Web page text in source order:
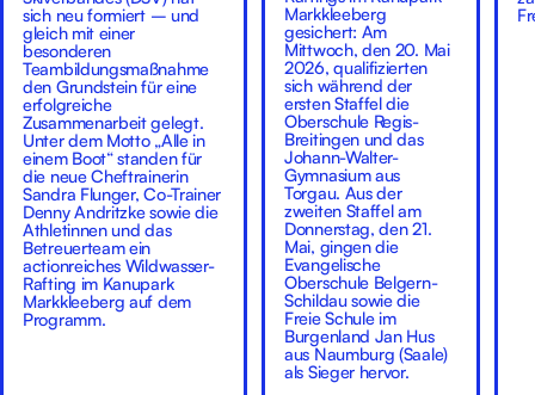
sich neu formiert – und
gleich mit einer
besonderen
Teambildungsmaßnahme
den Grundstein für eine
erfolgreiche
Zusammenarbeit gelegt.
Unter dem Motto „Alle in
einem Boot“ standen für
die neue Cheftrainerin
Sandra Flunger, Co-Trainer
Denny Andritzke sowie die
Athletinnen und das
Betreuerteam ein
actionreiches Wildwasser-
Rafting im Kanupark
Markkleeberg auf dem
Programm.
Markkleeberg
gesichert: Am
Mittwoch, den 20. Mai
2026, qualifizierten
sich während der
ersten Staffel die
Oberschule Regis-
Breitingen und das
Johann-Walter-
Gymnasium aus
Torgau. Aus der
zweiten Staffel am
Donnerstag, den 21.
Mai, gingen die
Evangelische
Oberschule Belgern-
Schildau sowie die
Freie Schule im
Burgenland Jan Hus
aus Naumburg (Saale)
als Sieger hervor.